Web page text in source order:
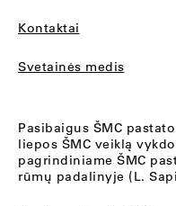
Kontaktai
Svetainės medis
Pasibaigus ŠMC
liepos ŠMC veiklą
pagrindiniame ŠMC
rūmų padalinyje (L.